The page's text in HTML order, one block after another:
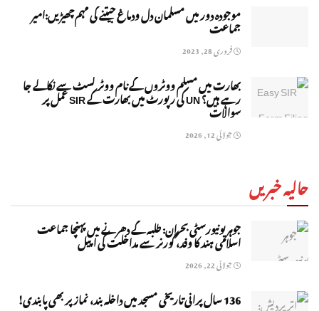
موجودہ دور میں مسلمان دل ودماغ جیتنے کی مہم چھیڑیں:امیر
جماعت
فروری 28, 2023
بھارت میں مسلم ووٹروں کے نام ووٹر لسٹ سے نکالے جا
رہے ہیں؟ UN کی رپورٹ میں بھارت کے SIR عمل پر
سوالات
جولائی 12, 2026
حالیہ خبریں
جوہر یونیورسٹی بحران: طلبہ کے دھرنے میں پہنچا جماعت
اسلامی ہند کا وفد، گورنر سے مداخلت کی اپیل
جولائی 22, 2026
136 سال پرانی تاریخی مسجد میں داخلہ بند، نماز پر بھی پابندی!